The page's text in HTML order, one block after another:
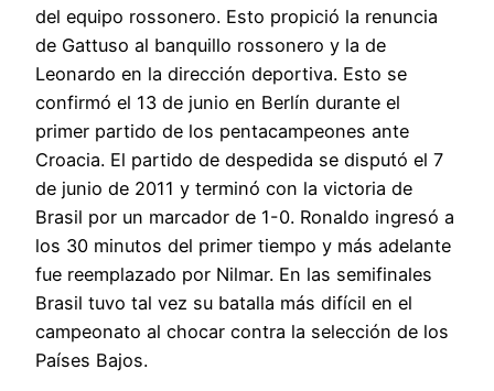
del equipo rossonero. Esto propició la renuncia
de Gattuso al banquillo rossonero y la de
Leonardo en la dirección deportiva. Esto se
confirmó el 13 de junio en Berlín durante el
primer partido de los pentacampeones ante
Croacia. El partido de despedida se disputó el 7
de junio de 2011 y terminó con la victoria de
Brasil por un marcador de 1-0. Ronaldo ingresó a
los 30 minutos del primer tiempo y más adelante
fue reemplazado por Nilmar. En las semifinales
Brasil tuvo tal vez su batalla más difícil en el
campeonato al chocar contra la selección de los
Países Bajos.